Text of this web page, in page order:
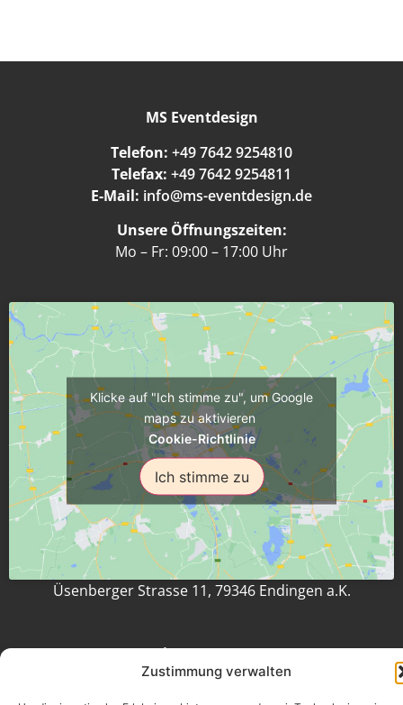
Zustimmung verwalten
MS Eventdesign
Telefon: +49 7642 9254810
Telefax: +49 7642 9254811
E-Mail: info@ms-eventdesign.de
Unsere Öffnungszeiten:
Mo – Fr: 09:00 – 17:00 Uhr
Klicke auf "Ich stimme zu", um Google
maps zu aktivieren
Cookie-Richtlinie
Ich stimme zu
Üsenberger Strasse 11, 79346 Endingen a.K.
Impressum